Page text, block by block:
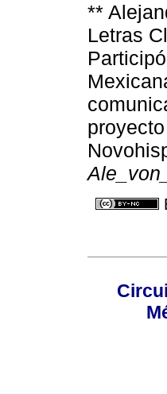
**
Letras